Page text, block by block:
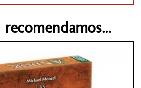
recomendamos…